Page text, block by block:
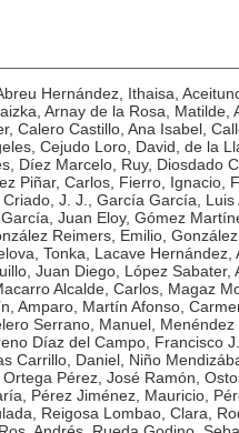
Hernández, Ithaisa,
, Arnay de la Rosa, Matilde,
, Calero Castillo, Ana Isabel,
, Cejudo Loro, David, de la
, Díez Marcelo, Ruy, Diosdado
Piñar, Carlos, Fierro, Ignacio,
J. J., García García, Luis
Juan Eloy, Gómez
Reimers, Emilio,
Tonka, Lacave Hernández,
Juan Diego, López Sabater,
Alcalde, Carlos, Magaz
Amparo, Martín Afonso,
Serrano, Manuel, Menéndez
Díaz del Campo, Francisco J.
Carrillo, Daniel, Niño
Ortega Pérez, José Ramón,
, Pérez Jiménez, Mauricio,
, Reigosa Lombao, Clara,